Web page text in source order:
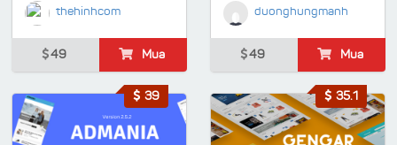
thehinhcom
49 Mua
duonghungmanh
49 Mua
39 35.1